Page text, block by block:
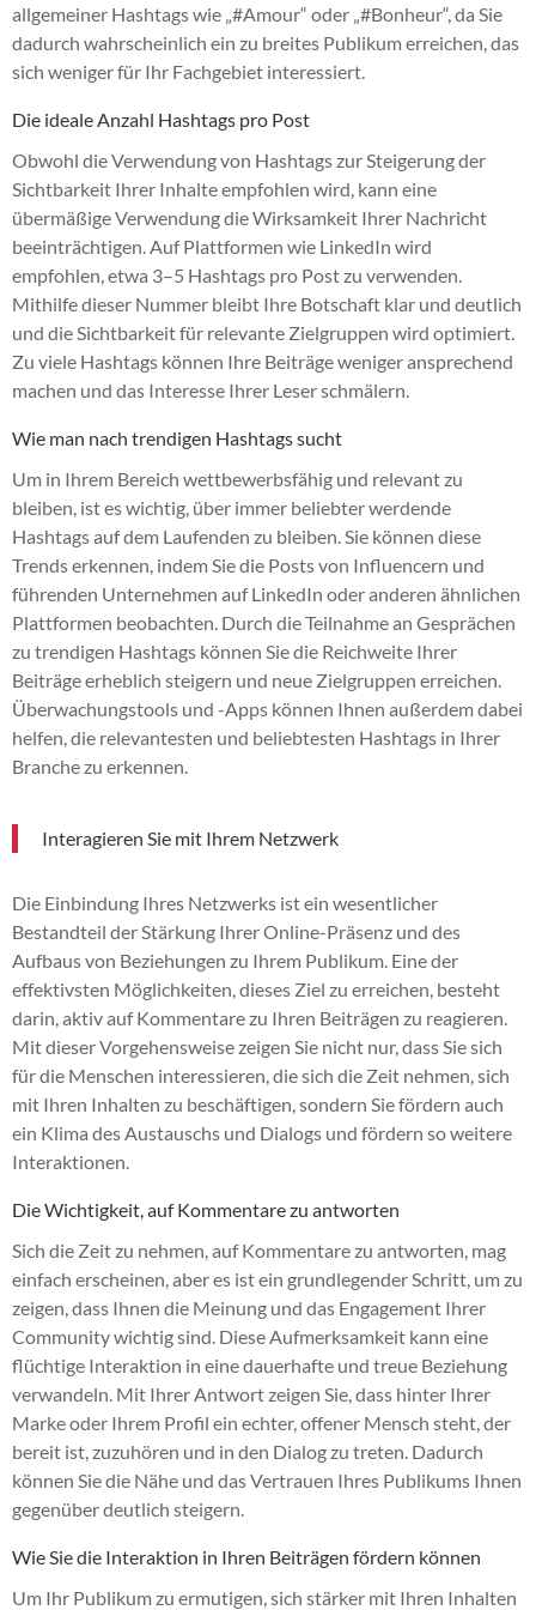
allgemeiner Hashtags wie „#Amour“ oder „#Bonheur“, da Sie
dadurch wahrscheinlich ein zu breites Publikum erreichen, das
sich weniger für Ihr Fachgebiet interessiert.
Die ideale Anzahl Hashtags pro Post
Obwohl die Verwendung von Hashtags zur Steigerung der
Sichtbarkeit Ihrer Inhalte empfohlen wird, kann eine
übermäßige Verwendung die Wirksamkeit Ihrer Nachricht
beeinträchtigen. Auf Plattformen wie LinkedIn wird
empfohlen, etwa 3–5 Hashtags pro Post zu verwenden.
Mithilfe dieser Nummer bleibt Ihre Botschaft klar und deutlich
und die Sichtbarkeit für relevante Zielgruppen wird optimiert.
Zu viele Hashtags können Ihre Beiträge weniger ansprechend
machen und das Interesse Ihrer Leser schmälern.
Wie man nach trendigen Hashtags sucht
Um in Ihrem Bereich wettbewerbsfähig und relevant zu
bleiben, ist es wichtig, über immer beliebter werdende
Hashtags auf dem Laufenden zu bleiben. Sie können diese
Trends erkennen, indem Sie die Posts von Influencern und
führenden Unternehmen auf LinkedIn oder anderen ähnlichen
Plattformen beobachten. Durch die Teilnahme an Gesprächen
zu trendigen Hashtags können Sie die Reichweite Ihrer
Beiträge erheblich steigern und neue Zielgruppen erreichen.
Überwachungstools und -Apps können Ihnen außerdem dabei
helfen, die relevantesten und beliebtesten Hashtags in Ihrer
Branche zu erkennen.
Interagieren Sie mit Ihrem Netzwerk
Die Einbindung Ihres Netzwerks ist ein wesentlicher
Bestandteil der Stärkung Ihrer Online-Präsenz und des
Aufbaus von Beziehungen zu Ihrem Publikum. Eine der
effektivsten Möglichkeiten, dieses Ziel zu erreichen, besteht
darin, aktiv auf Kommentare zu Ihren Beiträgen zu reagieren.
Mit dieser Vorgehensweise zeigen Sie nicht nur, dass Sie sich
für die Menschen interessieren, die sich die Zeit nehmen, sich
mit Ihren Inhalten zu beschäftigen, sondern Sie fördern auch
ein Klima des Austauschs und Dialogs und fördern so weitere
Interaktionen.
Die Wichtigkeit, auf Kommentare zu antworten
Sich die Zeit zu nehmen, auf Kommentare zu antworten, mag
einfach erscheinen, aber es ist ein grundlegender Schritt, um zu
zeigen, dass Ihnen die Meinung und das Engagement Ihrer
Community wichtig sind. Diese Aufmerksamkeit kann eine
flüchtige Interaktion in eine dauerhafte und treue Beziehung
verwandeln. Mit Ihrer Antwort zeigen Sie, dass hinter Ihrer
Marke oder Ihrem Profil ein echter, offener Mensch steht, der
bereit ist, zuzuhören und in den Dialog zu treten. Dadurch
können Sie die Nähe und das Vertrauen Ihres Publikums Ihnen
gegenüber deutlich steigern.
Wie Sie die Interaktion in Ihren Beiträgen fördern können
Um Ihr Publikum zu ermutigen, sich stärker mit Ihren Inhalten